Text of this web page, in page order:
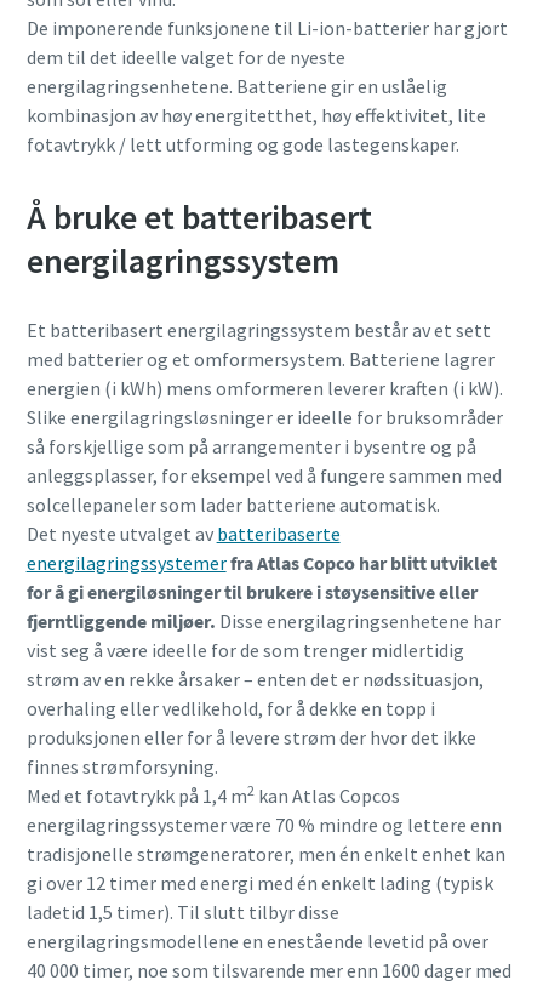
De imponerende funksjonene til Li-ion-batterier har gjort
dem til det ideelle valget for de nyeste
energilagringsenhetene. Batteriene gir en uslåelig
kombinasjon av høy energitetthet, høy effektivitet, lite
fotavtrykk / lett utforming og gode lastegenskaper.
Å bruke et batteribasert
energilagringssystem
Et batteribasert energilagringssystem består av et sett
med batterier og et omformersystem. Batteriene lagrer
energien (i kWh) mens omformeren leverer kraften (i kW).
Slike energilagringsløsninger er ideelle for bruksområder
så forskjellige som på arrangementer i bysentre og på
anleggsplasser, for eksempel ved å fungere sammen med
solcellepaneler som lader batteriene automatisk.
Det nyeste utvalget av batteribaserte
energilagringssystemerfra Atlas Copco har blitt utviklet
for å gi energiløsninger til brukere i støysensitive eller
fjerntliggende miljøer. Disse energilagringsenhetene har
vist seg å være ideelle for de som trenger midlertidig
strøm av en rekke årsaker – enten det er nødssituasjon,
overhaling eller vedlikehold, for å dekke en topp i
produksjonen eller for å levere strøm der hvor det ikke
finnes strømforsyning.
Med et fotavtrykk på 1,4 m2kan Atlas Copcos
energilagringssystemer være 70 % mindre og lettere enn
tradisjonelle strømgeneratorer, men én enkelt enhet kan
gi over 12 timer med energi med én enkelt lading (typisk
ladetid 1,5 timer). Til slutt tilbyr disse
energilagringsmodellene en enestående levetid på over
40 000 timer, noe som tilsvarende mer enn 1600 dager med